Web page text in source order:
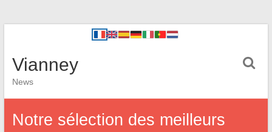
Vianney
News
Notre sélection des meilleurs